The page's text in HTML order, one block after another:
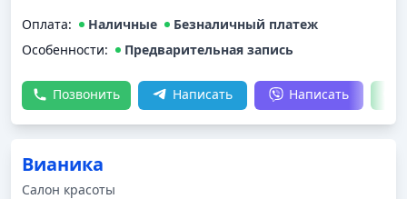
Оплата: Наличные
Безналичный платеж
Особенности:
Предварительная запись
Позвонить Написать Написать
Вианика
Салон красоты